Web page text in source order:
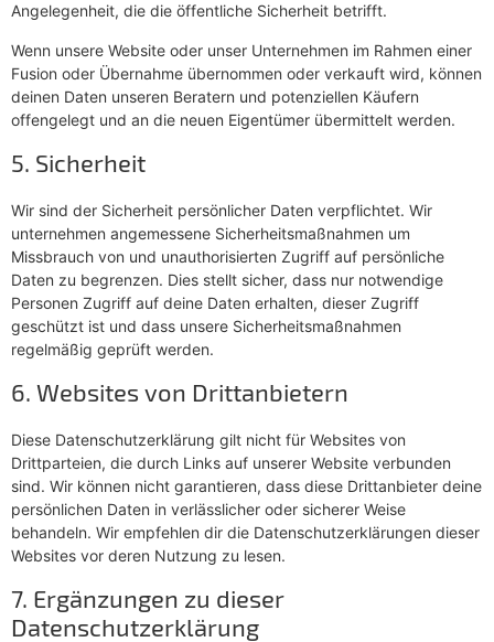
Angelegenheit, die die öffentliche Sicherheit betrifft.
Wenn unsere Website oder unser Unternehmen im Rahmen einer
Fusion oder Übernahme übernommen oder verkauft wird, können
deinen Daten unseren Beratern und potenziellen Käufern
offengelegt und an die neuen Eigentümer übermittelt werden.
5. Sicherheit
Wir sind der Sicherheit persönlicher Daten verpflichtet. Wir
unternehmen angemessene Sicherheitsmaßnahmen um
Missbrauch von und unauthorisierten Zugriff auf persönliche
Daten zu begrenzen. Dies stellt sicher, dass nur notwendige
Personen Zugriff auf deine Daten erhalten, dieser Zugriff
geschützt ist und dass unsere Sicherheitsmaßnahmen
regelmäßig geprüft werden.
6. Websites von Drittanbietern
Diese Datenschutzerklärung gilt nicht für Websites von
Drittparteien, die durch Links auf unserer Website verbunden
sind. Wir können nicht garantieren, dass diese Drittanbieter deine
persönlichen Daten in verlässlicher oder sicherer Weise
behandeln. Wir empfehlen dir die Datenschutzerklärungen dieser
Websites vor deren Nutzung zu lesen.
7. Ergänzungen zu dieser
Datenschutzerklärung